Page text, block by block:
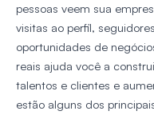
pessoas veem sua
visitas ao perfil,
oportunidades de
reais ajuda você a
talentos e clientes e
estão alguns dos